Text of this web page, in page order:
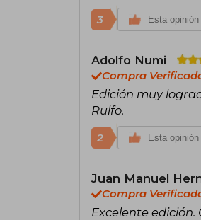
3 Esta opinión
Adolfo Numi
Compra
Edición muy
Rulfo.
2 Esta opinión
Juan Manuel
Compra
Excelente